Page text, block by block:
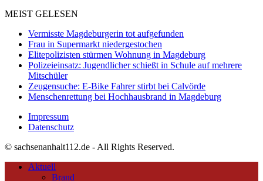
MEIST GELESEN
Vermisste Magdeburgerin tot aufgefunden
Frau in Supermarkt niedergestochen
Elitepolizisten stürmen Wohnung in Magdeburg
Polizeieinsatz: Jugendlicher schießt in Schule auf mehrere
Mitschüler
Zeugensuche: E-Bike Fahrer stirbt bei Calvörde
Menschenrettung bei Hochhausbrand in Magdeburg
Impressum
Datenschutz
© sachsenanhalt112.de - All Rights Reserved.
Aktuell
Brand